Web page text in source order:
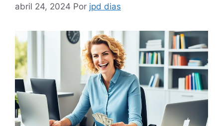
abril 24, 2024 Por jpd dias